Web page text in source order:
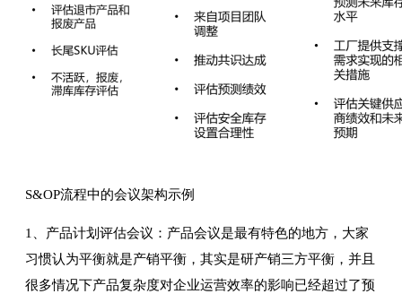
S&OP流程中的会议架构示例
1、产品计划评估会议：产品会议是最有特色的地方，大家
习惯认为平衡就是产销平衡，其实是研产销三方平衡，并且
很多情况下产品复杂度对企业运营效率的影响已经超过了预